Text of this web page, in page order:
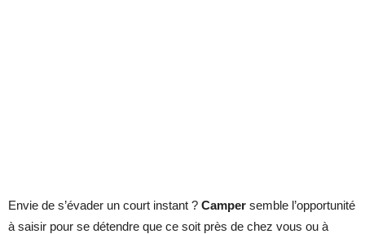
Envie de s’évader un court instant ? Camper semble l’opportunité
à saisir pour se détendre que ce soit près de chez vous ou à